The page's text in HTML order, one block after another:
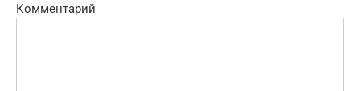
Комментарий